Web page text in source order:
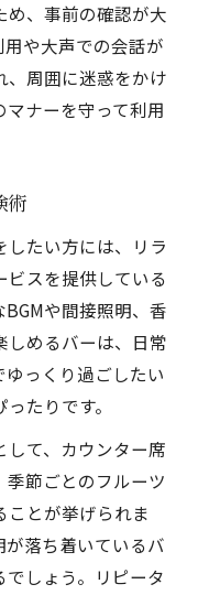
め、事前の確認が大
や大声での会話が
、周囲に迷惑をかけ
ナーを守って利用
術
たい方には、リラ
ビスを提供している
や間接照明、香
しめるバーは、日常
っくり過ごしたい
たりです。
て、カウンター席
節ごとのフルーツ
ことが挙げられま
落ち着いているバ
しょう。リピータ